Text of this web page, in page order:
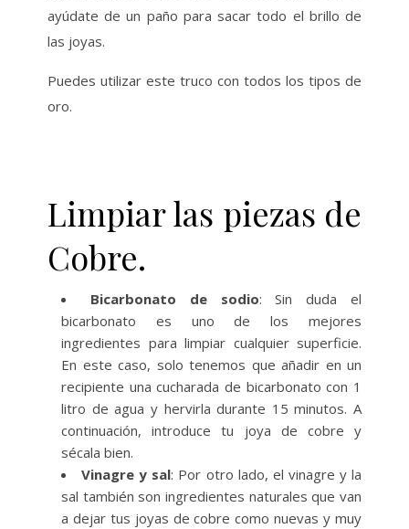
ayúdate de un paño para sacar todo el brillo de
las joyas.
Puedes utilizar este truco con todos los tipos de
oro.
Limpiar las piezas de
Cobre.
Bicarbonato de sodio: Sin duda el
bicarbonato es uno de los mejores
ingredientes para limpiar cualquier superficie.
En este caso, solo tenemos que añadir en un
recipiente una cucharada de bicarbonato con 1
litro de agua y hervirla durante 15 minutos. A
continuación, introduce tu joya de cobre y
sécala bien.
Vinagre y sal: Por otro lado, el vinagre y la
sal también son ingredientes naturales que van
a dejar tus joyas de cobre como nuevas y muy